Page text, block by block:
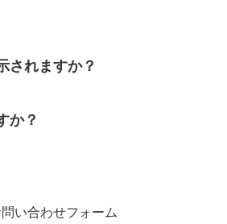
されますか？
か？